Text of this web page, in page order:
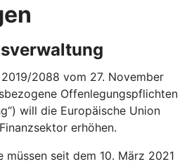
2088 vom 27. November
Offenlegungspflichten
will die Europäische Union
erhöhen.
müssen seit dem 10. März 2021